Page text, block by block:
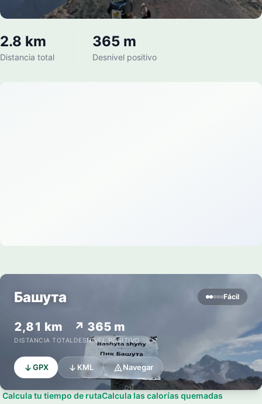
2.8 km
Distancia total
365 m
Desnivel positivo
Башута Fácil
2,81 km
DISTANCIA TOTAL
↗ 365 m
DESNIVEL POSITIVO
GPX KML Navegar
Calcula tu tiempo de rutaCalcula las calorías quemadas